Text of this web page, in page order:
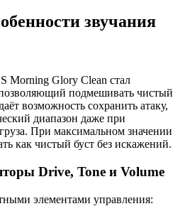
звучания
Morning Glory Clean стал
подмешивать чистый
возможность сохранить атаку,
диапазон даже при
При максимальном значении
как чистый буст без искажений.
Drive, Tone и Volume
элементами управления: